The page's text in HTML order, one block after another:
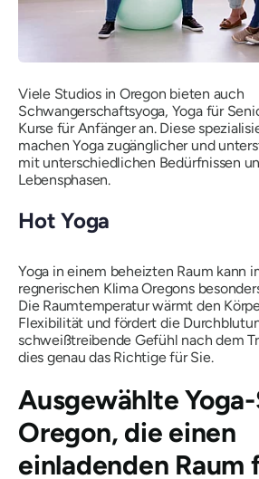
Viele Studios in Oregon bieten auch
Schwangerschaftsyoga, Yoga für
Kurse für Anfänger an. Diese
machen Yoga zugänglicher und
mit unterschiedlichen Bedürfnissen
Lebensphasen.
Hot Yoga
Yoga in einem beheizten Raum kann
regnerischen Klima Oregons
Die Raumtemperatur wärmt den
Flexibilität und fördert die
schweißtreibende Gefühl nach dem
dies genau das Richtige für Sie.
Ausgewählte
Oregon, die einen
einladenden Raum